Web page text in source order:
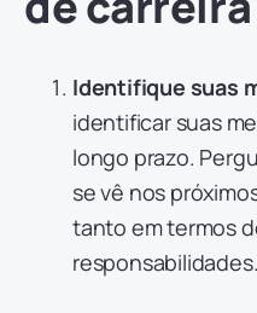
Identifique suas
identificar suas
longo prazo.
se vê nos
tanto em termos
responsabilidades.